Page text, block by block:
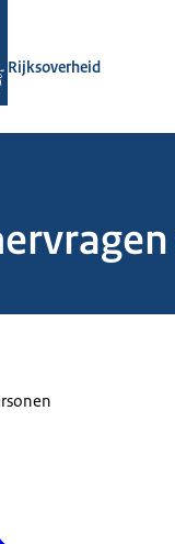
Rijksoverheid